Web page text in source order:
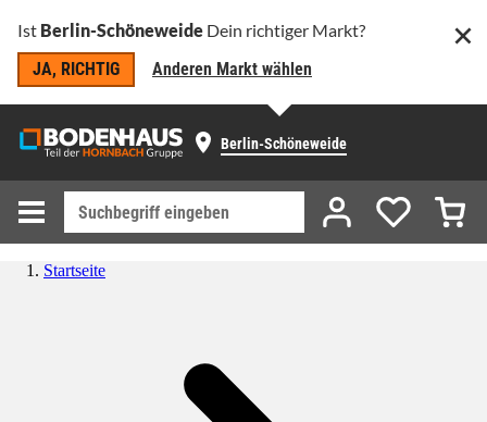
Ist Berlin-Schöneweide Dein richtiger Markt?
JA, RICHTIG
Anderen Markt wählen
Berlin-Schöneweide
Startseite